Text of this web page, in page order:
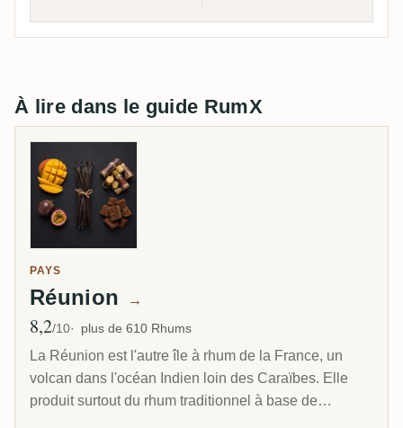
À lire dans le guide RumX
PAYS
Réunion →
Note moyenne
8,2/10 plus de 610 Rhums
La Réunion est l'autre île à rhum de la France, un
volcan dans l'océan Indien loin des Caraïbes. Elle
produit surtout du rhum traditionnel à base de